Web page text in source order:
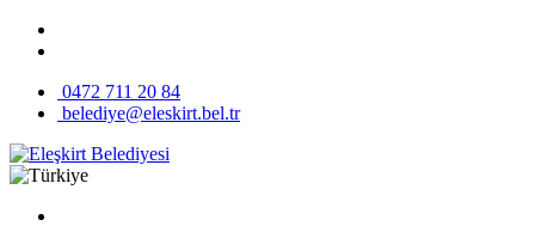
0472 711 20 84
belediye@eleskirt.bel.tr